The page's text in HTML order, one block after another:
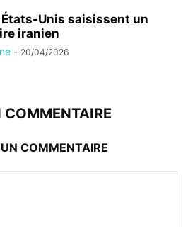
États-Unis saisissent un
iranien
- 20/04/2026
COMMENTAIRE